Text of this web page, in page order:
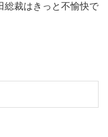
総裁はきっと不愉快で